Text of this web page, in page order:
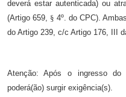
deverá estar autenticada) ou
(Artigo 659, § 4º. do CPC).
do Artigo 239, c/c Artigo 176, III
Atenção: Após o ingresso
poderá(ão) surgir exigência(s).